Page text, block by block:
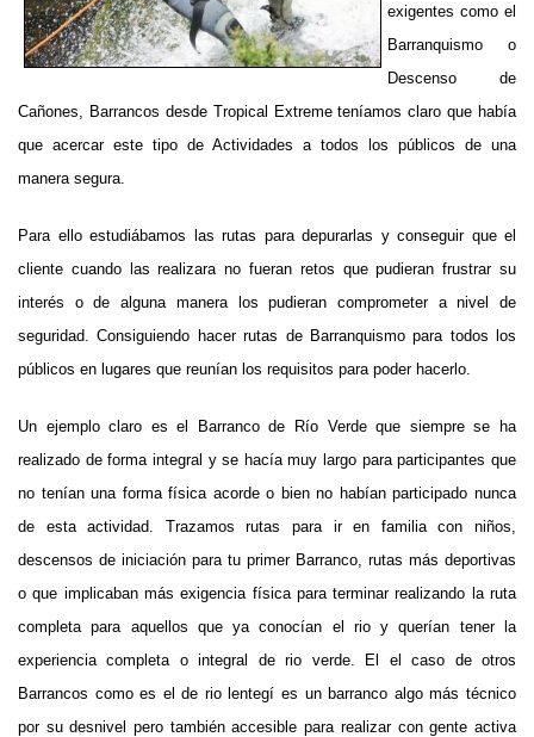
exigentes como el
Barranquismo o
Descenso de
Cañones, Barrancos desde Tropical Extreme teníamos claro que había
que acercar este tipo de Actividades a todos los públicos de una
manera segura.
Para ello estudiábamos las rutas para depurarlas y conseguir que el
cliente cuando las realizara no fueran retos que pudieran frustrar su
interés o de alguna manera los pudieran comprometer a nivel de
seguridad. Consiguiendo hacer rutas de Barranquismo para todos los
públicos en lugares que reunían los requisitos para poder hacerlo.
Un ejemplo claro es el Barranco de Río Verde que siempre se ha
realizado de forma integral y se hacía muy largo para participantes que
no tenían una forma física acorde o bien no habían participado nunca
de esta actividad. Trazamos rutas para ir en familia con niños,
descensos de iniciación para tu primer Barranco, rutas más deportivas
o que implicaban más exigencia física para terminar realizando la ruta
completa para aquellos que ya conocían el rio y querían tener la
experiencia completa o integral de rio verde. El el caso de otros
Barrancos como es el de rio lentegí es un barranco algo más técnico
por su desnivel pero también accesible para realizar con gente activa